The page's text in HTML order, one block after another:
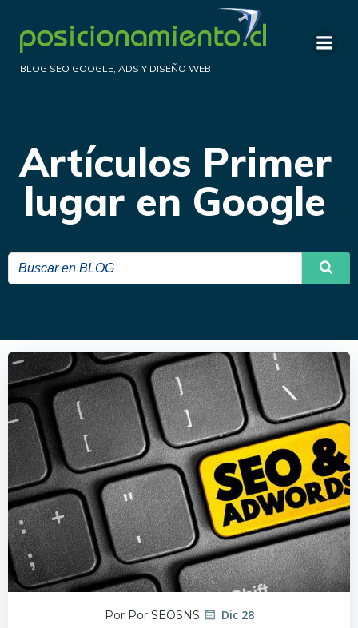
Saltar
al
BLOG SEO GOOGLE, ADS Y DISEÑO WEB
Artículos Primer
lugar en Google
Por Por SEOSNS
Dic 28